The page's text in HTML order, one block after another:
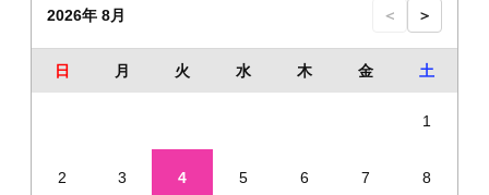
2026年 8月 ＜ ＞
日 月 火 水 木 金 土
1
2 3 4 5 6 7 8